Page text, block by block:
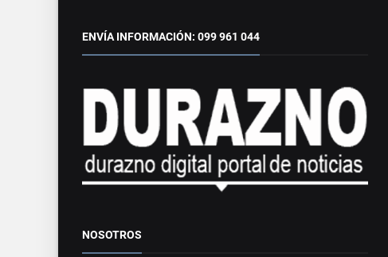
ENVÍA INFORMACIÓN: 099 961 044
NOSOTROS